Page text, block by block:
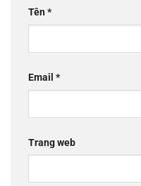
Tên*
Email *
Trang web